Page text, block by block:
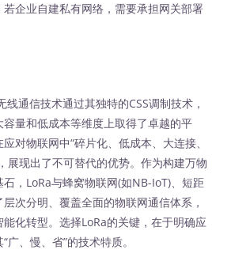
若企业自建私有网络，需要承担网关部署
通信技术通过其独特的CSS调制技术，
量和低成本等维度上取得了卓越的平
对物联网中“碎片化、低成本、大连接、
展现出了不可替代的优势。作为构建万物
，LoRa与蜂窝物联网(如NB-IoT)、短距
次分明、覆盖全面的物联网通信体系，
化转型。选择LoRa的关键，在于明确应
广、慢、省”的技术特质。